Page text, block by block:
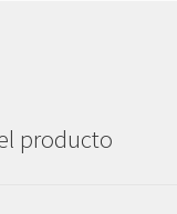
producto